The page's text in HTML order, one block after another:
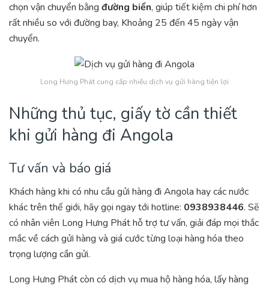
chọn vận chuyển bằng đường biển, giúp tiết kiệm chi phí hơn
rất nhiều so với đường bay, Khoảng 25 đến 45 ngày vận
chuyển.
Long Hưng Phát cung cấp nhiều dịch vụ gửi hàng tiện lợi
Những thủ tục, giấy tờ cần thiết
khi gửi hàng đi Angola
Tư vấn và báo giá
Khách hàng khi có nhu cầu gửi hàng đi Angola hay các nước
khác trên thế giới, hãy gọi ngay tới hotline: 0938938446. Sẽ
có nhân viên Long Hưng Phát hỗ trợ tư vấn, giải đáp mọi thắc
mắc về cách gửi hàng và giá cước từng loại hàng hóa theo
trọng lượng cần gửi.
Long Hưng Phát còn có dịch vụ mua hộ hàng hóa, lấy hàng